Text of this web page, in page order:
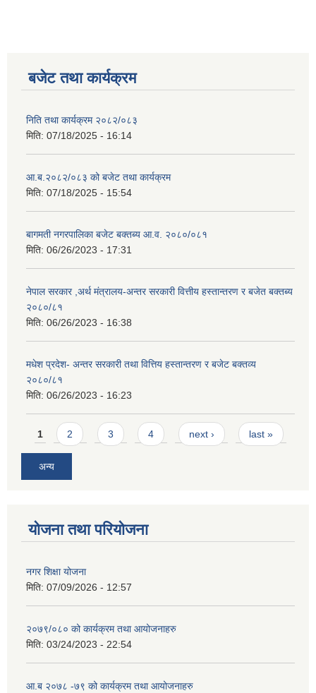
बजेट तथा कार्यक्रम
निति तथा कार्यक्रम २०८२/०८३
मिति: 07/18/2025 - 16:14
आ.ब.२०८२/०८३ को बजेट तथा कार्यक्रम
मिति: 07/18/2025 - 15:54
बागमती नगरपालिका बजेट बक्तब्य आ.व. २०८०/०८१
मिति: 06/26/2023 - 17:31
नेपाल सरकार ,अर्थ मंत्रालय-अन्तर सरकारी वित्तीय हस्तान्तरण र बजेत बक्तब्य
२०८०/८१
मिति: 06/26/2023 - 16:38
मधेश प्रदेश- अन्तर सरकारी तथा वित्तिय हस्तान्तरण र बजेट बक्तव्य
२०८०/८१
मिति: 06/26/2023 - 16:23
Pages
1 2 3 4 next › last »
अन्य
योजना तथा परियोजना
नगर शिक्षा योजना
मिति: 07/09/2026 - 12:57
२०७९/०८० को कार्यक्रम तथा आयोजनाहरु
मिति: 03/24/2023 - 22:54
आ.ब २०७८ -७९ को कार्यक्रम तथा आयोजनाहरु